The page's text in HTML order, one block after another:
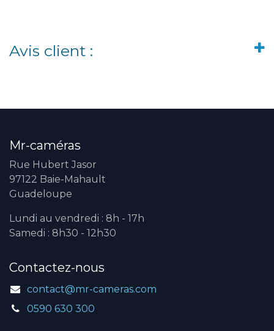
Avis client :
Mr-caméras
Rue Hubert Jasor
97122 Baie-Mahault
Guadeloupe
Lundi au vendredi : 8h - 17h
Samedi : 8h30 - 12h30
Contactez-nous
contact@mr-cameras.com
0590 630 300